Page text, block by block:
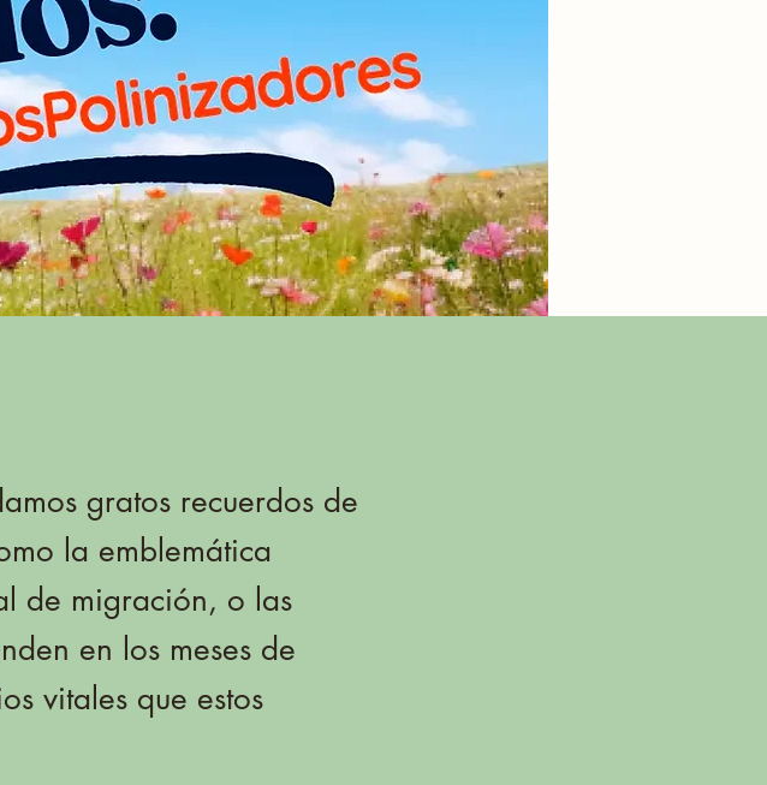
gratos recuerdos de
la emblemática
de migración, o las
en los meses de
vitales que estos